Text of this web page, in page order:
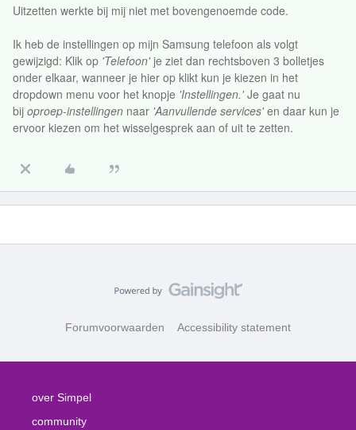
Uitzetten werkte bij mij niet met bovengenoemde code.
Ik heb de instellingen op mijn Samsung telefoon als volgt
gewijzigd: Klik op 'Telefoon'je ziet dan rechtsboven 3 bolletjes
onder elkaar, wanneer je hier op klikt kun je kiezen in het
dropdown menu voor het knopje 'Instellingen.'Je gaat nu
bij oproep-instellingen naar 'Aanvullende services'en daar kun je
ervoor kiezen om het wisselgesprek aan of uit te zetten.
Forumvoorwaarden Accessibility statement
over Simpel
community